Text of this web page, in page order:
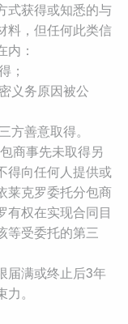
式获得或知悉的与
料，但任何此类信
：
；
义务原因被公
方善意取得。
商事先未取得另
得向任何人提供或
莱克罗委托分包商
有权在实现合同目
等受委托的第三
届满或终止后3年
。